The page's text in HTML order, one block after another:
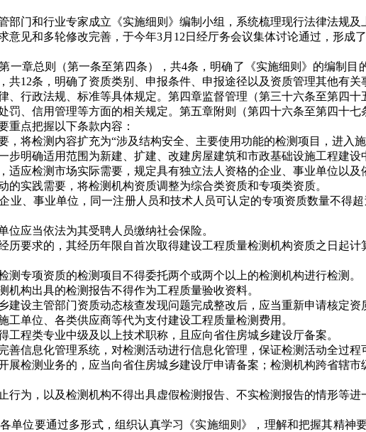
门和行业专家成立《实施细则》编制小组，系统梳理现行法律法规及
意见和多轮修改完善，于今年3月12日经厅务会议集体讨论通过，形成
章总则（第一条至第四条），共4条，明确了《实施细则》的编制目
共12条，明确了资质类别、申报条件、申报途径以及资质管理其他有
、行政法规、标准等具体规定。第四章监督管理（第三十六条至第四
罚、信用管理等方面的相关规定。第五章附则（第四十六条至第四十七
点把握以下条款内容：
检测内容扩充为“涉及结构安全、主要使用功能的检测项目，进入施
明确适用范围为新建、扩建、改建房屋建筑和市政基础设施工程建设
检测市场实际需要，规定具有独立法人资格的企业、事业单位以及
实践需要，将检测机构资质调整为综合类资质和专项类资质。
、事业单位，同一注册人员和技术人员可认定的专项资质数量不得
应当依法为其受聘人员缴纳社会保险。
要求的，其经历年限自首次取得建设工程质量检测机构资质之日起计
专项资质的检测项目不得委托两个或两个以上的检测机构进行检测。
构出具的检测报告不得作为工程质量验收资料。
主管部门资质动态核查发现问题完成整改后，应当重新申请核定资
单位、各类供应商等代为支付建设工程质量检测费用。
程类专业中级及以上技术职称，且应向省住房城乡建设厅备案。
信息化管理系统，对检测活动进行信息化管理，保证检测活动全过程
检测业务的，应当向省住房城乡建设厅申请备案；检测机构跨省辖市
为，以及检测机构不得出具虚假检测报告、不实检测报告的情形等进
位要通过多形式，组织认真学习《实施细则》，理解和把握其精神